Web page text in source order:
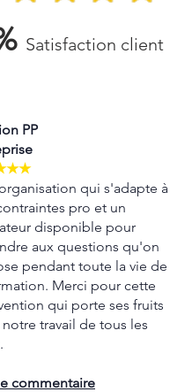
Satisfaction client
PP
qui s'adapte à
pro et un
disponible pour
aux questions qu'on
pendant toute la vie de
Merci pour cette
qui porte ses fruits
travail de tous les
commentaire